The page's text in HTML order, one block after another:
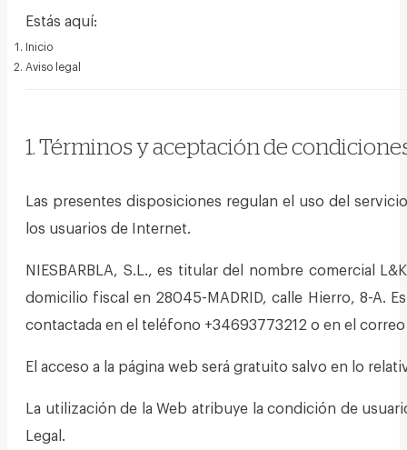
Estás aquí:
Inicio
Aviso legal
1. Términos y aceptación de
Las presentes disposiciones regulan el uso del
los usuarios de Internet.
NIESBARBLA, S.L., es titular del nombre comercial
domicilio fiscal en 28045-MADRID, calle Hierro, 8-A.
contactada en el teléfono +34693773212 o en el
El acceso a la página web será gratuito salvo en lo
La utilización de la Web atribuye la condición de
Legal.